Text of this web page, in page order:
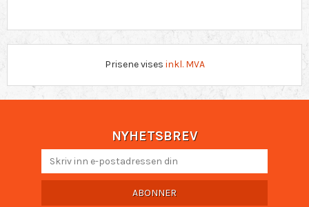
Prisene vises inkl. MVA
NYHETSBREV
ABONNER